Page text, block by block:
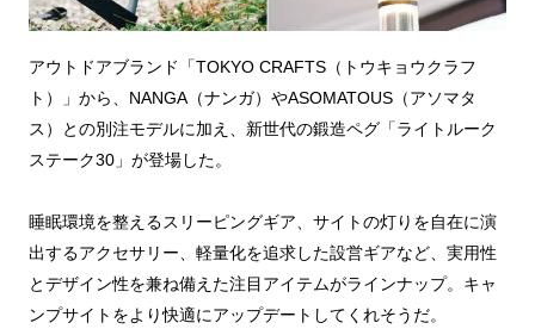
アウトドアブランド「TOKYO CRAFTS（トウキョウクラフ
ト）」から、NANGA（ナンガ）やASOMATOUS（アソマタ
ス）との別注モデルに加え、新世代の鍛造ペグ「ライトルーク
ステーク30」が登場した。
睡眠環境を整えるスリーピングギア、サイトの灯りを自在に演
出するアクセサリー、軽量化を追求した設営ギアなど、実用性
とデザイン性を兼ね備えた注目アイテムがラインナップ。キャ
ンプサイトをより快適にアップデートしてくれそうだ。